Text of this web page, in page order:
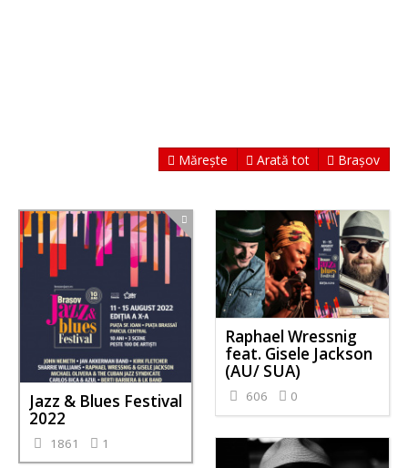
Mărește Arată tot Brașov
Jazz & Blues Festival
2022
1861 1
Raphael Wressnig
feat. Gisele Jackson
(AU/ SUA)
606 0